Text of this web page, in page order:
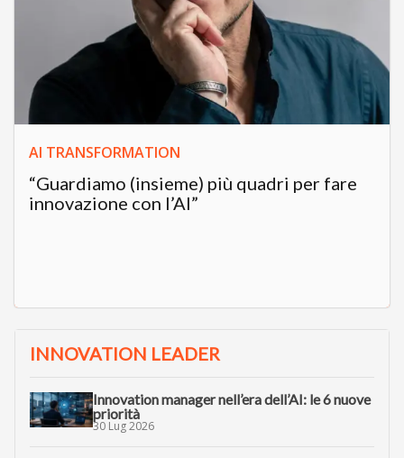
AI TRANSFORMATION
“Guardiamo (insieme) più quadri per fare
innovazione con l’AI”
INNOVATION LEADER
Innovation manager nell’era dell’AI: le 6 nuove
priorità
30 Lug 2026